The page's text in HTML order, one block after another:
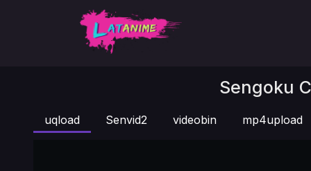
Sengoku
uqload Senvid2 videobin mp4upload